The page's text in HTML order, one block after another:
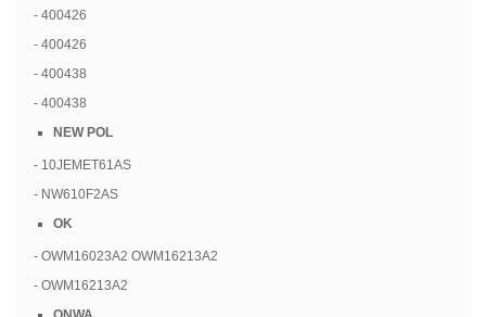
- 400426
- 400426
- 400438
- 400438
NEW POL
- 10JEMET61AS
- NW610F2AS
OK
- OWM16023A2 OWM16213A2
- OWM16213A2